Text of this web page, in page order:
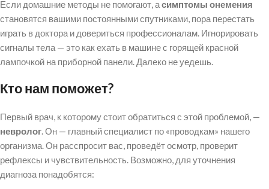
Если домашние методы не помогают, асимптомы онемения
становятся вашими постоянными спутниками, пора перестать
играть в доктора и довериться профессионалам. Игнорировать
сигналы тела — это как ехать в машине с горящей красной
лампочкой на приборной панели. Далеко не уедешь.
Кто нам поможет?
Первый врач, к которому стоит обратиться с этой проблемой, —
невролог. Он — главный специалист по «проводкам» нашего
организма. Он расспросит вас, проведёт осмотр, проверит
рефлексы и чувствительность. Возможно, для уточнения
диагноза понадобятся: